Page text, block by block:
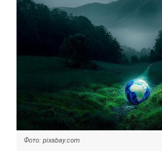
Фото: pixabay.com